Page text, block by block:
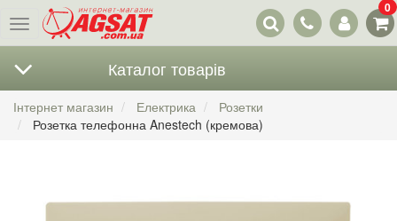
Меню
Наші
контакти
0
Каталог товарів
Інтернет магазин Електрика
Розетки
Розетка телефонна Anestech (кремова)